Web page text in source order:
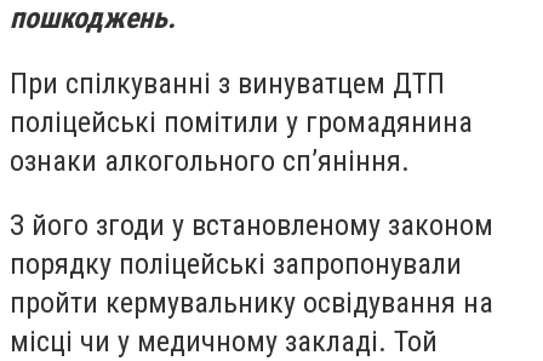
пошкоджень.
При спілкуванні з винуватцем ДТП
поліцейські помітили у громадянина
ознаки алкогольного сп’яніння.
З його згоди у встановленому законом
порядку поліцейські запропонували
пройти кермувальнику освідування на
місці чи у медичному закладі. Той